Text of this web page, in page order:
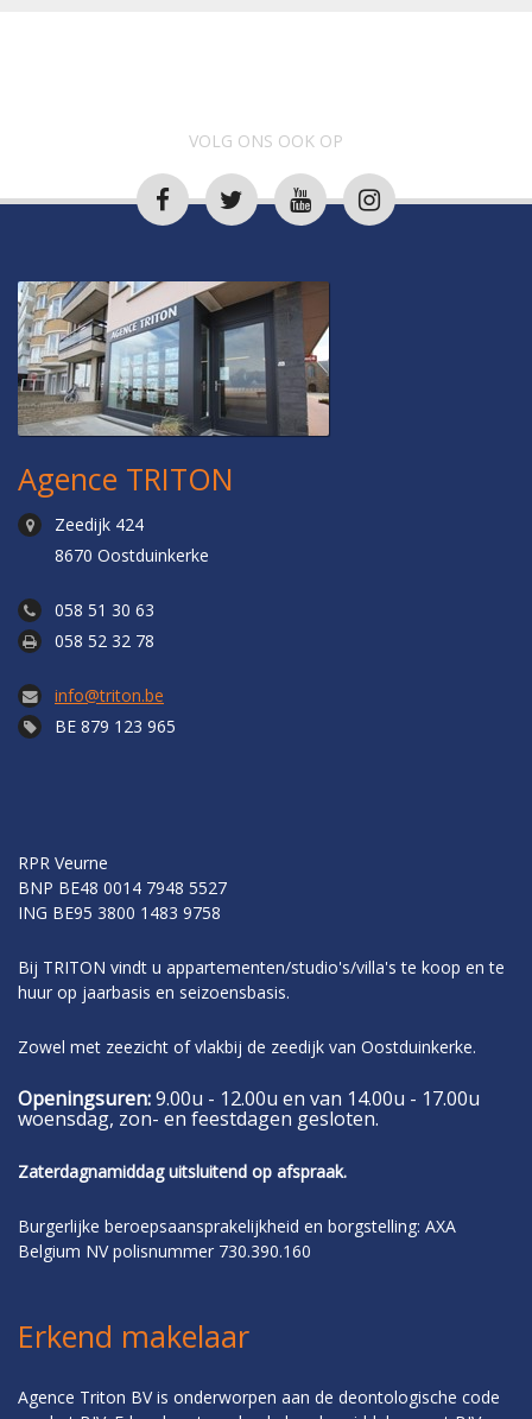
VOLG ONS OOK OP
Agence TRITON
Zeedijk 424
8670 Oostduinkerke
058 51 30 63
058 52 32 78
info@triton.be
BE 879 123 965
RPR Veurne
BNP BE48 0014 7948 5527
ING BE95 3800 1483 9758
Bij TRITON vindt u appartementen/studio's/villa's te koop en te
huur op jaarbasis en seizoensbasis.
Zowel met zeezicht of vlakbij de zeedijk van Oostduinkerke.
Openingsuren:9.00u - 12.00u en van 14.00u - 17.00u
woensdag, zon- en feestdagen gesloten.
Zaterdagnamiddag uitsluitend op afspraak.
Burgerlijke beroepsaansprakelijkheid en borgstelling: AXA
Belgium NV polisnummer 730.390.160
Erkend makelaar
Agence Triton BV is onderworpen aan de deontologische code